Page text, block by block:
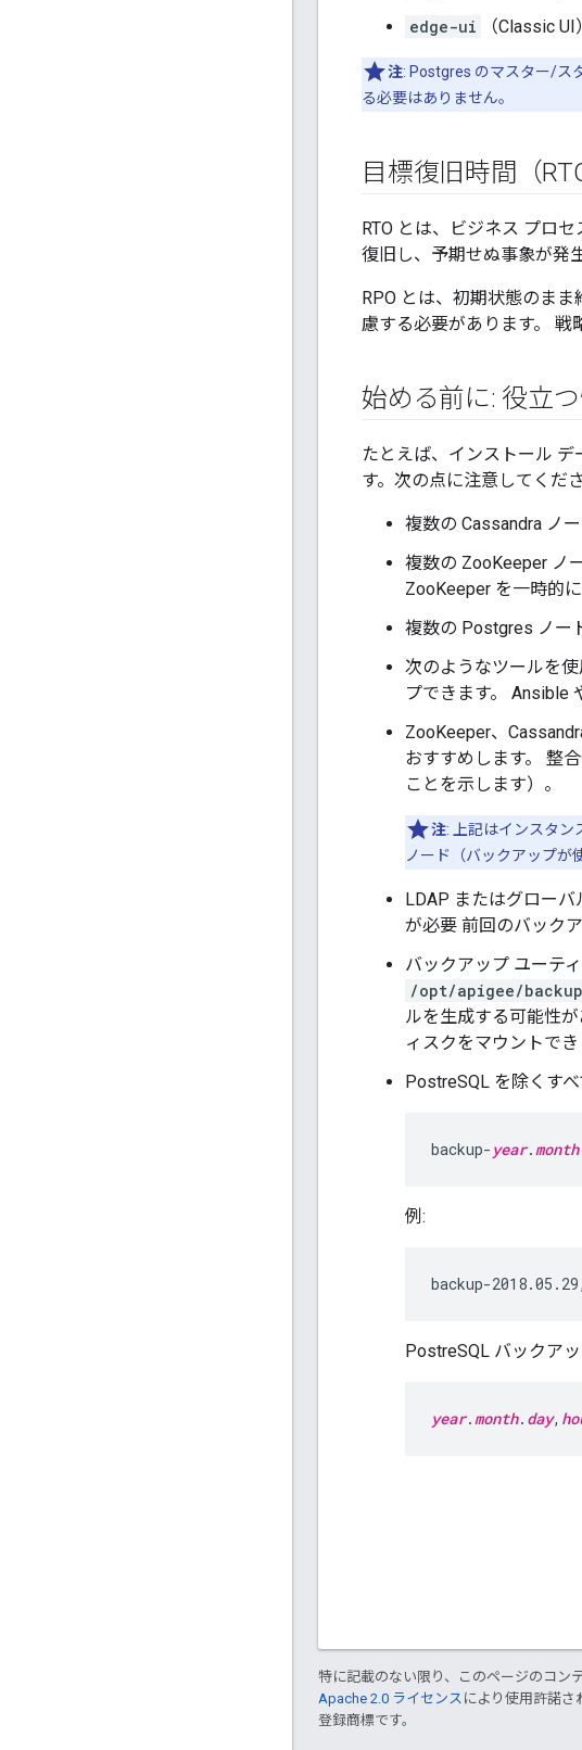
edge-ui
（Classic UI）
注: Postgres のマスター/ス
る必要はありません。
目標復旧時間（
RTO とは、ビジネス プロ
復旧し、予期せぬ事象が発
RPO とは、初期状態のま
慮する必要があります。 戦
始める前に: 役立
たとえば、インストール
す。次の点に注意してくだ
複数の Cassandra ノ
複数の ZooKeeper ノ
ZooKeeper を一時的
複数の Postgres ノー
次のようなツールを
プできます。 Ansible
ZooKeeper、
おすすめします。 整
ことを示します）。
注: 上記はインスタン
ノード（バックアップが
LDAP またはグロー
が必要 前回のバック
バックアップ ユーテ
/opt/apigee/
ルを生成する可能性
ィスクをマウントで
PostreSQL を除くす
backup- year.month
例:
backup-
PostreSQL バックア
year.month. day,
特に記載のない限り、このページのコン
Apache 2.0 ライセンス により使用許諾さ
登録商標です。